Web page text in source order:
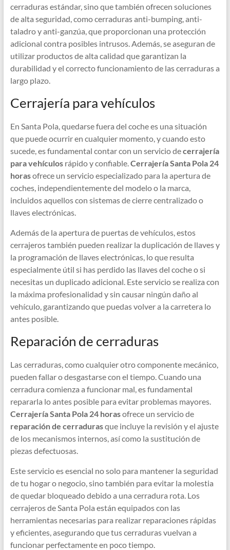
cerraduras estándar, sino que también ofrecen soluciones
de alta seguridad, como cerraduras anti-bumping, anti-
taladro y anti-ganzúa, que proporcionan una protección
adicional contra posibles intrusos. Además, se aseguran de
utilizar productos de alta calidad que garantizan la
durabilidad y el correcto funcionamiento de las cerraduras a
largo plazo.
Cerrajería para vehículos
En Santa Pola, quedarse fuera del coche es una situación
que puede ocurrir en cualquier momento, y cuando esto
sucede, es fundamental contar con un servicio decerrajería
para vehículosrápido y confiable.Cerrajería Santa Pola 24
horasofrece un servicio especializado para la apertura de
coches, independientemente del modelo o la marca,
incluidos aquellos con sistemas de cierre centralizado o
llaves electrónicas.
Además de la apertura de puertas de vehículos, estos
cerrajeros también pueden realizar la duplicación de llaves y
la programación de llaves electrónicas, lo que resulta
especialmente útil si has perdido las llaves del coche o si
necesitas un duplicado adicional. Este servicio se realiza con
la máxima profesionalidad y sin causar ningún daño al
vehículo, garantizando que puedas volver a la carretera lo
antes posible.
Reparación de cerraduras
Las cerraduras, como cualquier otro componente mecánico,
pueden fallar o desgastarse con el tiempo. Cuando una
cerradura comienza a funcionar mal, es fundamental
repararla lo antes posible para evitar problemas mayores.
Cerrajería Santa Pola 24 horasofrece un servicio de
reparación de cerradurasque incluye la revisión y el ajuste
de los mecanismos internos, así como la sustitución de
piezas defectuosas.
Este servicio es esencial no solo para mantener la seguridad
de tu hogar o negocio, sino también para evitar la molestia
de quedar bloqueado debido a una cerradura rota. Los
cerrajeros de Santa Pola están equipados con las
herramientas necesarias para realizar reparaciones rápidas
y eficientes, asegurando que tus cerraduras vuelvan a
funcionar perfectamente en poco tiempo.